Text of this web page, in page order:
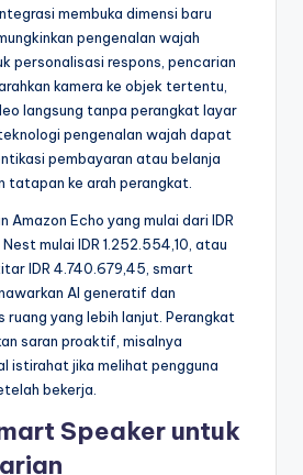
membuka dimensi baru
pengenalan wajah
personalisasi respons, pencarian
kamera ke objek tertentu,
langsung tanpa perangkat layar
pengenalan wajah dapat
pembayaran atau belanja
tatapan ke arah perangkat.
Amazon Echo yang mulai dari IDR
mulai IDR 1.252.554,10, atau
IDR 4.740.679,45, smart
AI generatif dan
ruang yang lebih lanjut. Perangkat
saran proaktif, misalnya
istirahat jika melihat pengguna
bekerja.
Speaker untuk